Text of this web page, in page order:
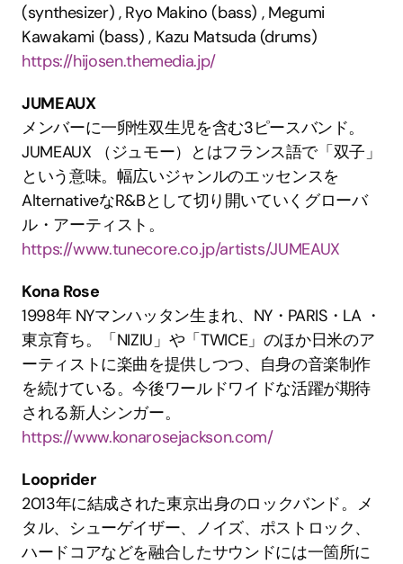
(synthesizer) , Ryo Makino (bass) , Megumi
Kawakami (bass) , Kazu Matsuda (drums)
https://hijosen.themedia.jp/
JUMEAUX
メンバーに一卵性双生児を含む3ピースバンド。
JUMEAUX （ジュモー）とはフランス語で「双子」
という意味。幅広いジャンルのエッセンスを
AlternativeなR&Bとして切り開いていくグローバ
ル・アーティスト。
https://www.tunecore.co.jp/artists/JUMEAUX
Kona Rose
1998年 NYマンハッタン生まれ、NY・PARIS・LA ・
東京育ち。「NIZIU」や「TWICE」のほか日米のア
ーティストに楽曲を提供しつつ、自身の音楽制作
を続けている。今後ワールドワイドな活躍が期待
される新人シンガー。
https://www.konarosejackson.com/
Looprider
2013年に結成された東京出身のロックバンド。メ
タル、シューゲイザー、ノイズ、ポストロック、
ハードコアなどを融合したサウンドには一箇所に